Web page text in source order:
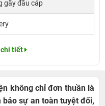
gãy đầu cáp
chi tiết
không chỉ đơn thuần là
sự an toàn tuyệt đối,